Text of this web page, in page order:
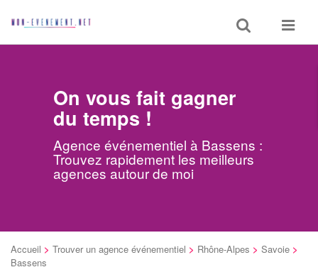
Toggle
search
Toggle
On vous fait gagner
du temps !
Agence événementiel à Bassens :
Trouvez rapidement les meilleurs
agences autour de moi
Accueil > Trouver un agence événementiel > Rhône-Alpes > Savoie >
Bassens